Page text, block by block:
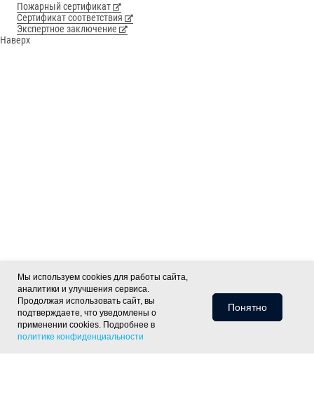
Мы используем cookies для работы сайта,
аналитики и улучшения сервиса.
Продолжая использовать сайт, вы
подтверждаете, что уведомлены о
применении cookies. Подробнее в
политике конфиденциальности
Понятно
Пожарный сертификат
Сертификат соответствия
Экспертное заключение
Наверх